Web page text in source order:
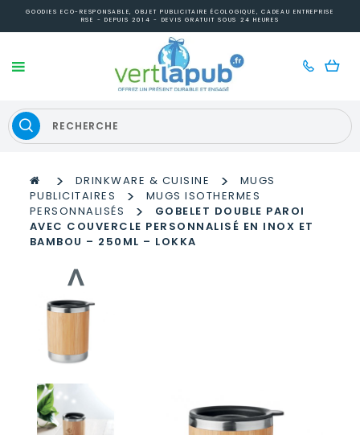
GOODIES ECO-RESPONSABLE, OBJET PUBLICITAIRE ÉCOLOGIQUE, CADEAU ENTREPRISE
RSE - DEPUIS 2014 - DEVIS GRATUIT SOUS 24 HEURES
> DRINKWARE & CUISINE >
MUGS
PUBLICITAIRES
>
MUGS ISOTHERMES
PERSONNALISÉS
>
GOBELET DOUBLE PAROI
AVEC COUVERCLE PERSONNALISÉ EN INOX ET
BAMBOU – 250ML – LOKKA